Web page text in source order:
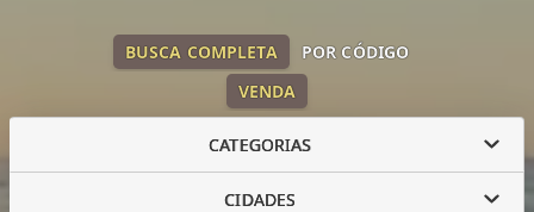
VENDA
BUSCA COMPLETA POR CÓDIGO
CATEGORIAS
CIDADES